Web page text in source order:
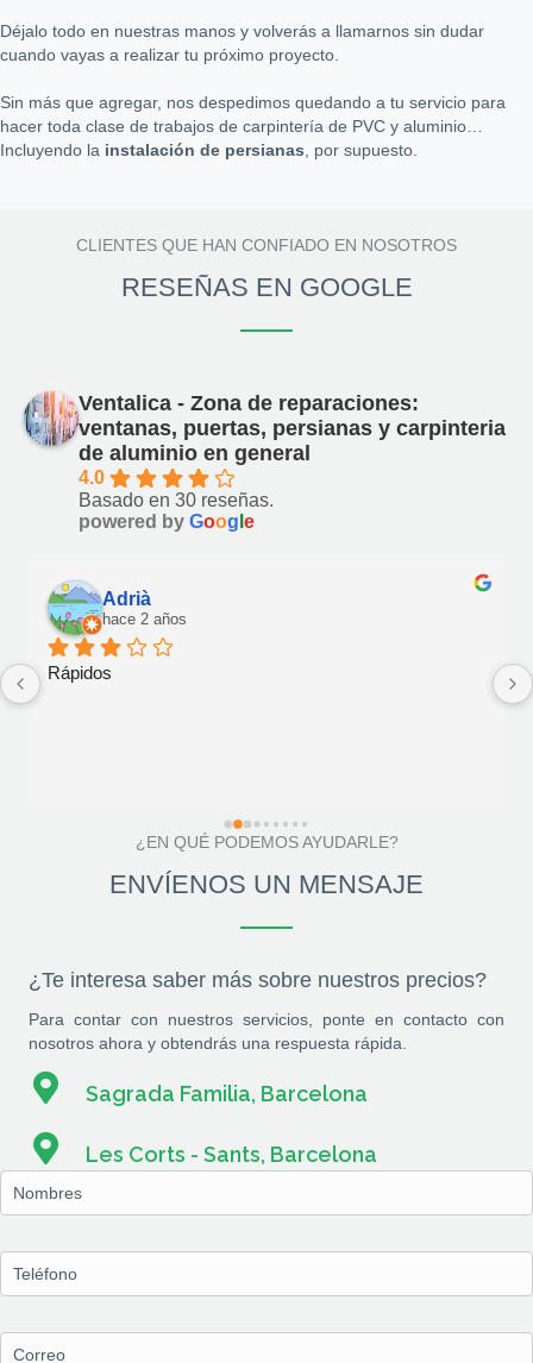
Déjalo todo en nuestras manos y volverás a llamarnos sin dudar
cuando vayas a realizar tu próximo proyecto.
Sin más que agregar, nos despedimos quedando a tu servicio para
hacer toda clase de trabajos de carpintería de PVC y aluminio…
Incluyendo la instalación de persianas , por supuesto.
CLIENTES QUE HAN CONFIADO EN NOSOTROS
RESEÑAS EN GOOGLE
Ventalica - Zona de reparaciones:
ventanas, puertas, persianas y carpinteria
de aluminio en general
4.0
Basado en 30 reseñas.
powered by Goog e
Adrià
hace 2 años
Rápidos
¿EN QUÉ PODEMOS AYUDARLE?
ENVÍENOS UN MENSAJE
¿Te interesa saber más sobre nuestros precios?
Para contar con nuestros servicios, ponte en contacto con
nosotros ahora y obtendrás una respuesta rápida.
Sagrada Familia, Barcelona
Les Corts - Sants, Barcelona